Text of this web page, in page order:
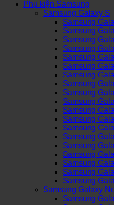
Phụ kiện Samsung
Samsung Galaxy S
Samsung
Samsung
Samsung
Samsung
Samsung
Samsung
Samsung
Samsung
Samsung
Samsung
Samsung
Samsung
Samsung
Samsung
Samsung
Samsung
Samsung
Samsung
Samsung
Samsung Galaxy
Samsung